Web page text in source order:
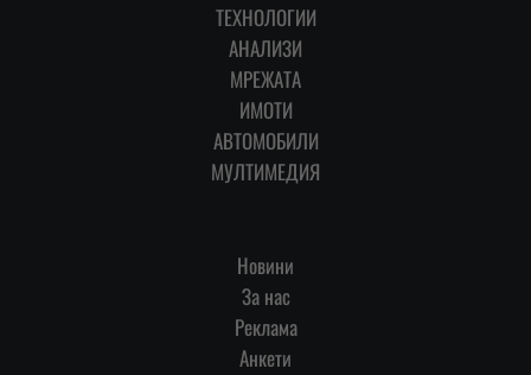
ТЕХНОЛОГИИ
АНАЛИЗИ
МРЕЖАТА
ИМОТИ
АВТОМОБИЛИ
МУЛТИМЕДИЯ
Новини
За нас
Реклама
Анкети